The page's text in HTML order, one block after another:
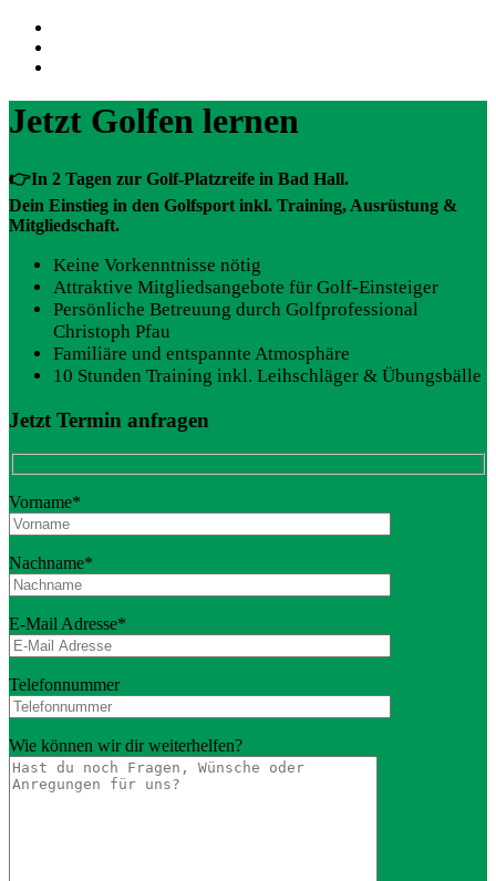
Jetzt Golfen lernen
👉In 2 Tagen zur Golf-Platzreife in Bad Hall.
Dein Einstieg in den Golfsport inkl. Training, Ausrüstung &
Mitgliedschaft.
Keine Vorkenntnisse nötig
Attraktive Mitgliedsangebote für Golf-Einsteiger
Persönliche Betreuung durch Golfprofessional
Christoph Pfau
Familiäre und entspannte Atmosphäre
10 Stunden Training inkl. Leihschläger & Übungsbälle
Jetzt Termin anfragen
Vorname*
Nachname*
E-Mail Adresse*
Telefonnummer
Wie können wir dir weiterhelfen?